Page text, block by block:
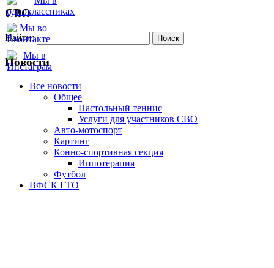
СВО
Найти:
Новости
Все новости
Oбщее
Настольный теннис
Услуги для участников СВО
Авто-мотоспорт
Картинг
Конно-спортивная секция
Иппотерапия
Футбол
ВФСК ГТО